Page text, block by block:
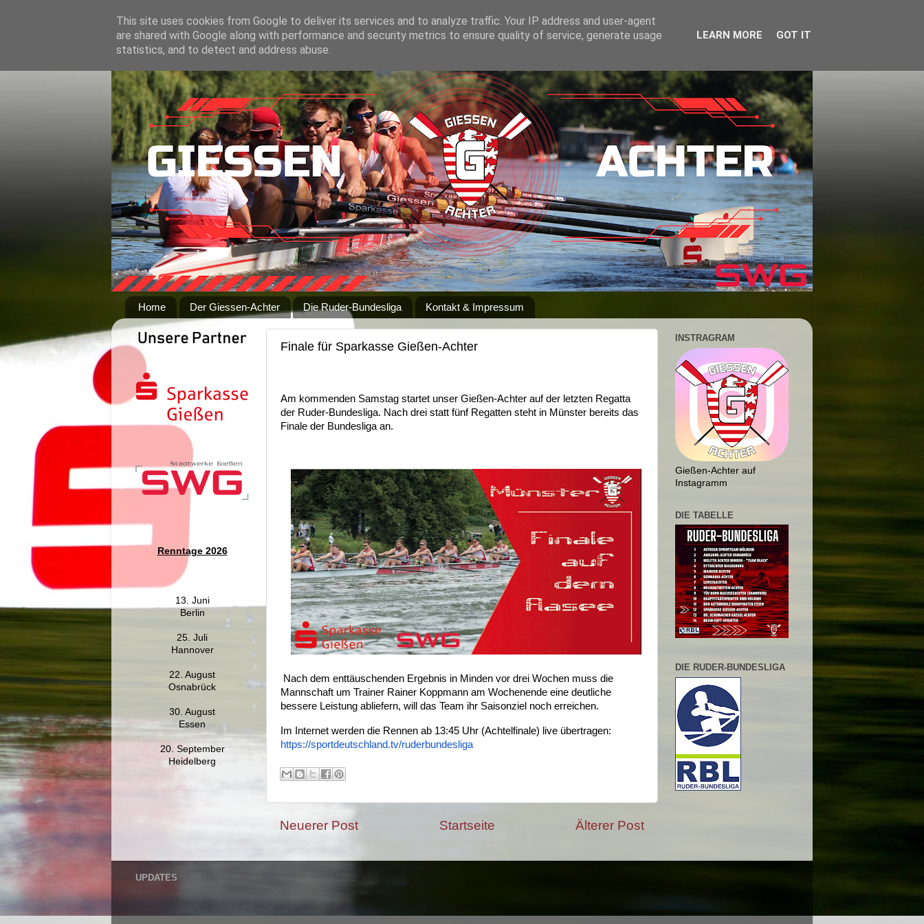
Home Der Giessen-Achter Die Ruder-Bundesliga Kontakt & Impressum
Finale für Sparkasse Gießen-Achter
Am kommenden Samstag startet unser Gießen-Achter auf der letzten Regatta
der Ruder-Bundesliga. Nach drei statt fünf Regatten steht in Münster bereits das
Finale der Bundesliga an.
Nach dem enttäuschenden Ergebnis in Minden vor drei Wochen muss die
Mannschaft um Trainer Rainer Koppmann am Wochenende eine deutliche
bessere Leistung abliefern, will das Team ihr Saisonziel noch erreichen.
Im Internet werden die Rennen ab 13:45 Uhr (Achtelfinale) live übertragen:
https://sportdeutschland.tv/ruderbundesliga
Neuerer Post Älterer Post
Startseite
Renntage 2026
13. Juni
Berlin
25. Juli
Hannover
22. August
Osnabrück
30. August
Essen
20. September
Heidelberg
INSTRAGRAM
Gießen-Achter auf
Instagramm
DIE TABELLE
DIE RUDER-BUNDESLIGA
UPDATES
This site uses cookies from Google to deliver its services and to analyze traffic. Your IP address and user-agent
are shared with Google along with performance and security metrics to ensure quality of service, generate usage
statistics, and to detect and address abuse.
LEARN MORE GOT IT